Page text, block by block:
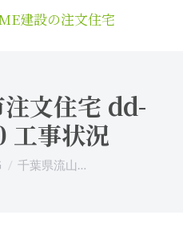
文住宅 dd-
工事状況
千葉県流山…